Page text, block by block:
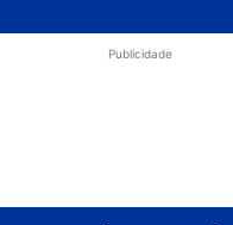
Publicidade